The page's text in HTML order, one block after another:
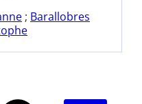
; Barallobres